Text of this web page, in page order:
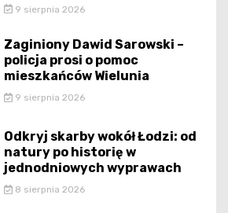
9 sierpnia 2026
Zaginiony Dawid Sarowski –
policja prosi o pomoc
mieszkańców Wielunia
9 sierpnia 2026
Odkryj skarby wokół Łodzi: od
natury po historię w
jednodniowych wyprawach
8 sierpnia 2026